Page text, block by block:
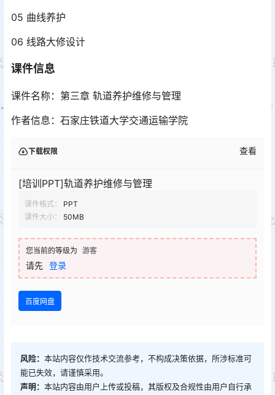
05 曲线养护
06 线路大修设计
课件信息
课件名称：第三章 轨道养护维修与管理
作者信息：石家庄铁道大学交通运输学院
下载权限 查看
[培训PPT]轨道养护维修与管理
课件格式：
PPT
课件大小：
50MB
您当前的等级为 游客
请先 登录
百度网盘
风险： 本站内容仅作技术交流参考，不构成决策依据，所涉标准可
能已失效，请谨慎采用。
声明： 本站内容由用户上传或投稿，其版权及合规性由用户自行承